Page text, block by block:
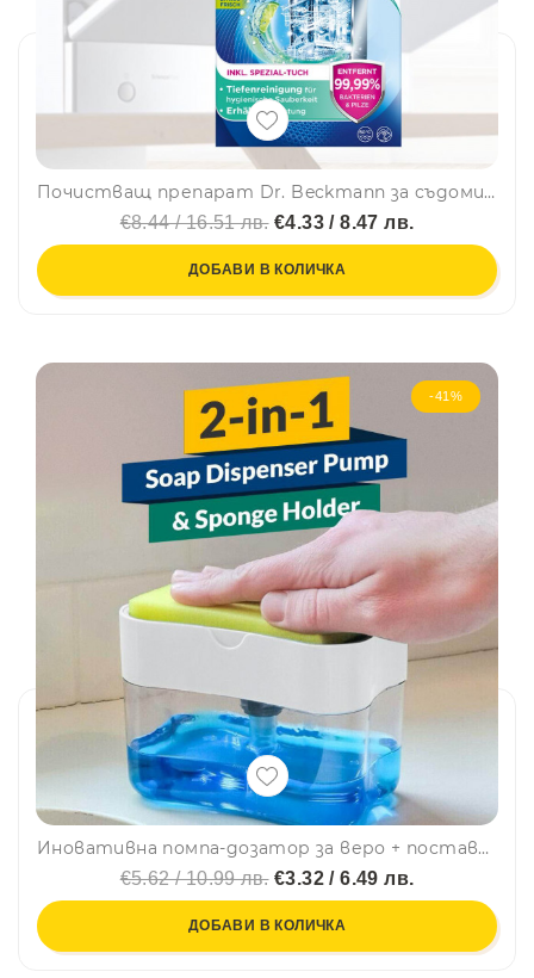
Почистващ препарат Dr. Beckmann за съдомиялни 75 гр., с подарък кърпичка
€8.44 / 16.51 лв.€4.33 / 8.47 лв.
ДОБАВИ В КОЛИЧКА
-41%
Иновативна помпа-дозатор за веро + поставка с гъба, удобно, лесно, практично SOAP PUMP, правоъгълна, BFO
€5.62 / 10.99 лв.€3.32 / 6.49 лв.
ДОБАВИ В КОЛИЧКА